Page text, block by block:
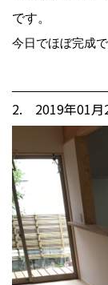
です。
今日でほぼ完成
2. 2019年01月